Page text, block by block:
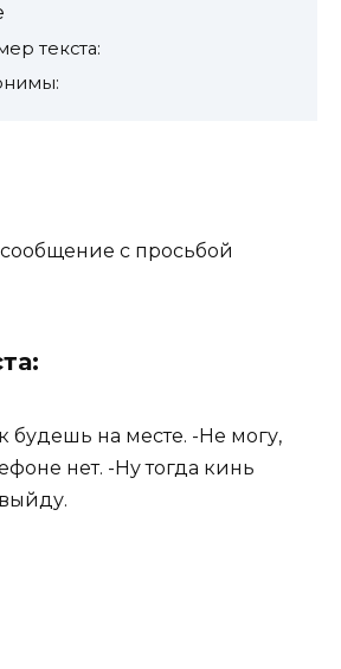
текста:
с просьбой
будешь на месте. -Не могу,
нет. -Ну тогда кинь